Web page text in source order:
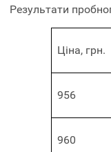
Результати
Ціна, грн.
956
960